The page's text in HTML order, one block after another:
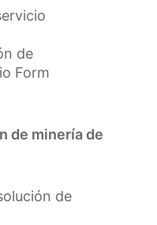
de
Form
de minería de
de